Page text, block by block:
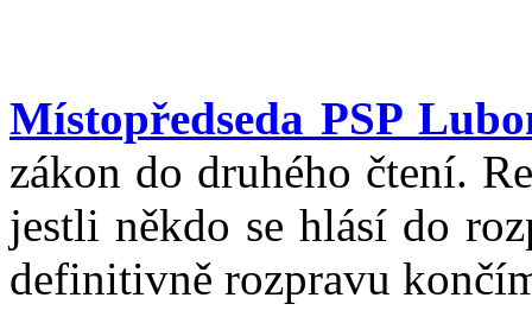
Místopředseda PSP
zákon do druhého čtení.
jestli někdo se hlásí do
definitivně rozpravu